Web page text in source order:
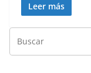
Leer más